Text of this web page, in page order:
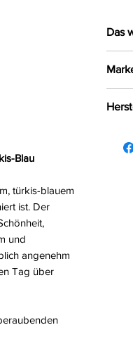
Blau
türkis-blauem
ist. Der
und
angenehm
Tag über
Das